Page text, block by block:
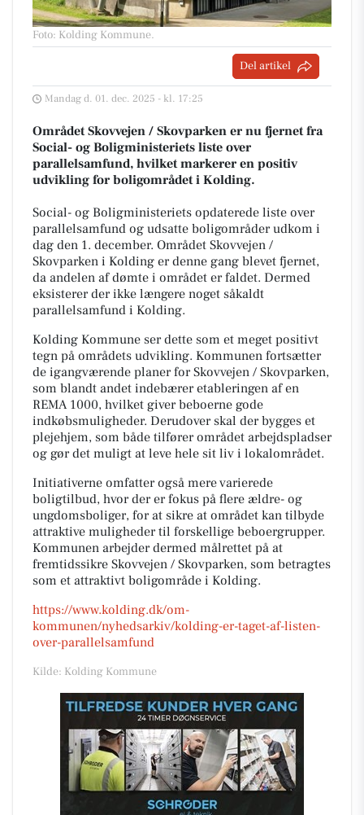
Foto: Kolding Kommune.
Del artikel
Mandag d. 01. dec. 2025 - kl. 17:25
Området Skovvejen / Skovparken er nu fjernet fra
Social- og Boligministeriets liste over
parallelsamfund, hvilket markerer en positiv
udvikling for boligområdet i Kolding.
Social- og Boligministeriets opdaterede liste over
parallelsamfund og udsatte boligområder udkom i
dag den 1. december. Området Skovvejen /
Skovparken i Kolding er denne gang blevet fjernet,
da andelen af dømte i området er faldet. Dermed
eksisterer der ikke længere noget såkaldt
parallelsamfund i Kolding.
Kolding Kommune ser dette som et meget positivt
tegn på områdets udvikling. Kommunen fortsætter
de igangværende planer for Skovvejen / Skovparken,
som blandt andet indebærer etableringen af en
REMA 1000, hvilket giver beboerne gode
indkøbsmuligheder. Derudover skal der bygges et
plejehjem, som både tilfører området arbejdspladser
og gør det muligt at leve hele sit liv i lokalområdet.
Initiativerne omfatter også mere varierede
boligtilbud, hvor der er fokus på flere ældre- og
ungdomsboliger, for at sikre at området kan tilbyde
attraktive muligheder til forskellige beboergrupper.
Kommunen arbejder dermed målrettet på at
fremtidssikre Skovvejen / Skovparken, som betragtes
som et attraktivt boligområde i Kolding.
https://www.kolding.dk/om-
kommunen/nyhedsarkiv/kolding-er-taget-af-listen-
over-parallelsamfund
Kilde: Kolding Kommune